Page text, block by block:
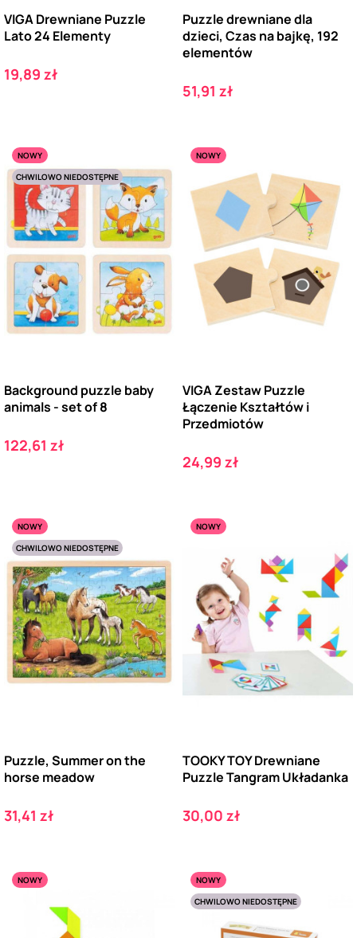
VIGA Drewniane Puzzle
Lato 24 Elementy
Cena
19,89 zł
Puzzle drewniane dla
dzieci, Czas na bajkę, 192
elementów
Cena
51,91 zł
NOWY
CHWILOWO NIEDOSTĘPNE
Background puzzle baby
animals - set of 8
Cena
122,61 zł
NOWY
VIGA Zestaw Puzzle
Łączenie Kształtów i
Przedmiotów
Cena
24,99 zł
NOWY
CHWILOWO NIEDOSTĘPNE
Puzzle, Summer on the
horse meadow
Cena
31,41 zł
NOWY
TOOKY TOY Drewniane
Puzzle Tangram Układanka
Cena
30,00 zł
NOWY
NOWY
CHWILOWO NIEDOSTĘPNE